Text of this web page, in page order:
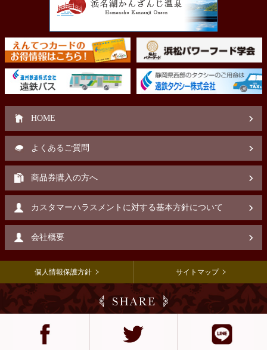
HOME
よくあるご質問
商品券購入の方へ
カスタマーハラスメントに対する基本方針について
会社概要
個人情報保護方針 サイトマップ